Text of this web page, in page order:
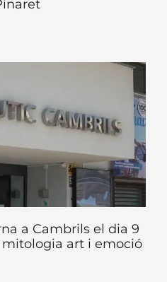
a Cambrils el dia 9
art i emoció